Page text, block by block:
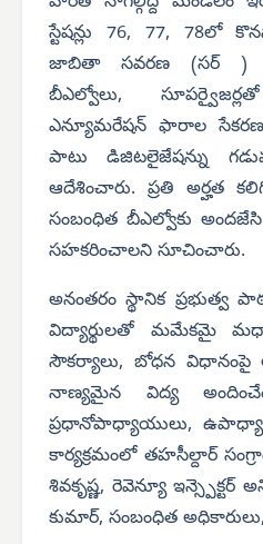
స్టేషన్లు 76, 77, 78లో
జాబితా సవరణ (సర్ )
బీఎల్వోలు,
ఎన్యూమరేషన్ ఫారాల
పాటు డిజిటలైజేషన్ను
ఆదేశించారు. ప్రతి అర్హత
సంబంధిత బీఎల్వోకు
సహకరించాలని సూచించారు.
అనంతరం స్థానిక ప్రభుత్వ
విద్యార్థులతో మమేకమై
సౌకర్యాలు, బోధన విధానంపై
నాణ్యమైన విద్య
ప్రధానోపాధ్యాయులు,
కార్యక్రమంలో తహసీల్దార్
శివకృష్ణ, రెవెన్యూ ఇన్స్పెక్టర్
కుమార్, సంబంధిత